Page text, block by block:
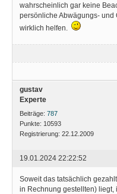
wahrscheinlich gar keine
persönliche Abwägungs- und
wirklich helfen.
gustav
Experte
Beiträge: 787
Punkte: 10593
Registrierung: 22.12.2009
19.01.2024 22:22:52
Soweit das tatsächlich
in Rechnung gestellten) liegt,